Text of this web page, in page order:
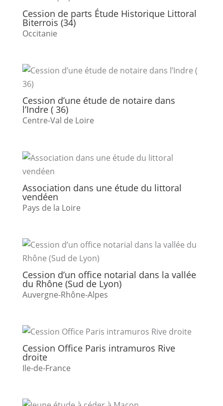
Cession de parts Étude Historique Littoral
Biterrois (34)
Occitanie
Cession d’une étude de notaire dans
l’Indre ( 36)
Centre-Val de Loire
Association dans une étude du littoral
vendéen
Pays de la Loire
Cession d’un office notarial dans la vallée
du Rhône (Sud de Lyon)
Auvergne-Rhône-Alpes
Cession Office Paris intramuros Rive
droite
Ile-de-France